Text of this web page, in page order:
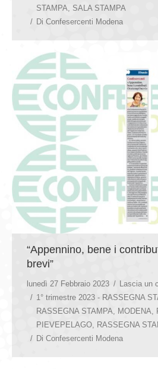
STAMPA, SALA STAMPA
Di Confesercenti Modena
“Appennino, bene i
brevi”
lunedì 27 Febbraio 2023
Lascia un
1° trimestre 2023 - RASSEGNA
RASSEGNA STAMPA, MODENA,
PIEVEPELAGO, RASSEGNA
Di Confesercenti Modena